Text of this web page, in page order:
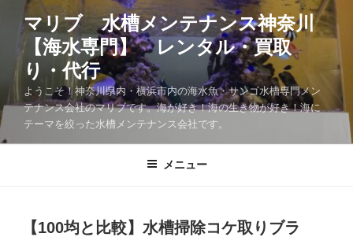
マリブ 水槽メンテナンス神奈川
【海水専門】 レンタル・買取
り・代行
ようこそ！神奈川県内・横浜市内の海水魚・サンゴ水槽専門メン
テナンス会社のマリブです。海が好き！海の生き物が好き！海に
テーマを絞った水槽メンテナンス会社です。
メニュー
【100均と比較】水槽掃除コケ取りブラ